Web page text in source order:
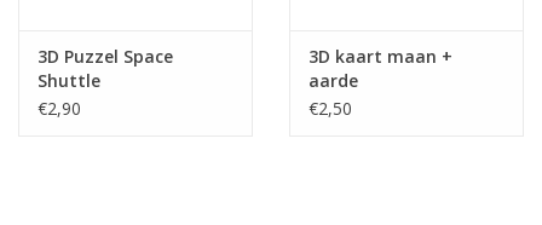
3D Puzzel Space
Shuttle
€2,90
3D kaart maan +
aarde
€2,50